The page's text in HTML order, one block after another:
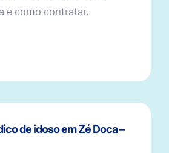
e como contratar.
de idoso em Zé Doca –